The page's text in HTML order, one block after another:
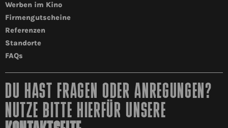
Werben im Kino
Firmengutscheine
Referenzen
Standorte
FAQs
DU HAST FRAGEN ODER ANREGUNGEN?
NUTZE BITTE HIERFÜR UNSERE